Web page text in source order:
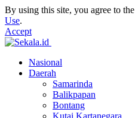
By using this site, you agree to the
Use.
Accept
Nasional
Daerah
Samarinda
Balikpapan
Bontang
Kutai Kartanegara